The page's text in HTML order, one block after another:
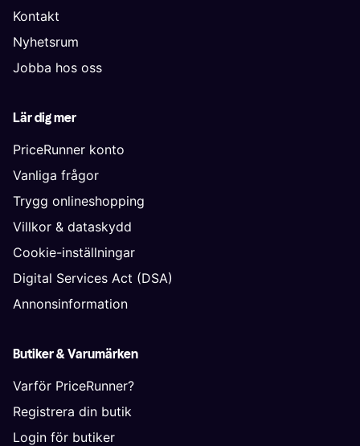
Kontakt
Nyhetsrum
Jobba hos oss
Lär dig mer
PriceRunner konto
Vanliga frågor
Trygg onlineshopping
Villkor & dataskydd
Cookie-inställningar
Digital Services Act (DSA)
Annonsinformation
Butiker & Varumärken
Varför PriceRunner?
Registrera din butik
Login för butiker